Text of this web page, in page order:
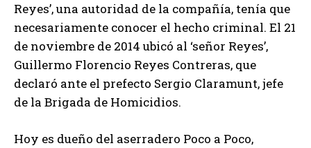
Reyes’, una autoridad de la compañía, tenía que
necesariamente conocer el hecho criminal. El 21
de noviembre de 2014 ubicó al ‘señor Reyes’,
Guillermo Florencio Reyes Contreras, que
declaró ante el prefecto Sergio Claramunt, jefe
de la Brigada de Homicidios.
Hoy es dueño del aserradero Poco a Poco,